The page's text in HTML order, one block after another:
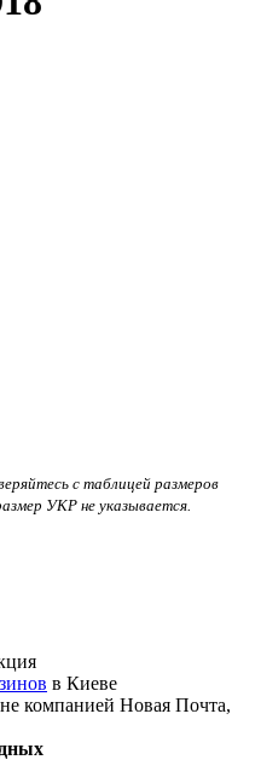
с таблицей размеров
УКР не указывается.
в Киеве
компанией Новая Почта,